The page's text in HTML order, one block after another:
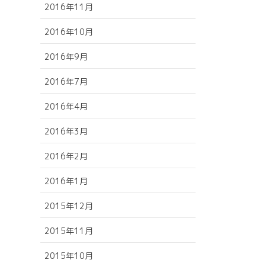
2016年11月
2016年10月
2016年9月
2016年7月
2016年4月
2016年3月
2016年2月
2016年1月
2015年12月
2015年11月
2015年10月